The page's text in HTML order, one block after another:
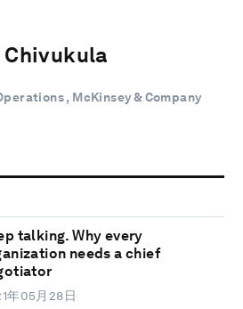
, McKinsey & Company
talking. Why every
needs a chief
年05月28日